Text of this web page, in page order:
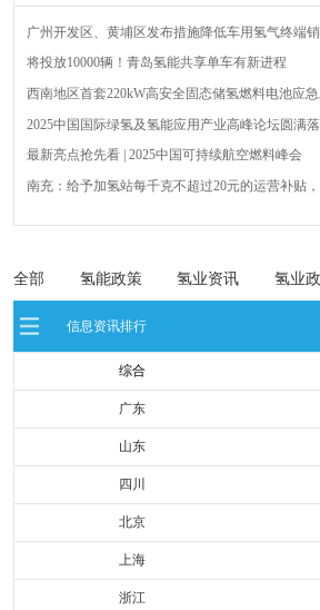
广州开发区、黄埔区发布措施降低车用氢气终端
将投放10000辆！青岛氢能共享单车有新进程
西南地区首套220kW高安全固态储氢燃料电池应
2025中国国际绿氢及氢能应用产业高峰论坛圆满
最新亮点抢先看 | 2025中国可持续航空燃料峰会
南充：给予加氢站每千克不超过20元的运营补贴
成果验收工作会议在呼伦贝尔举行
新疆俊瑞温宿规模化制绿氢项目开工仪式在温宿
产业发展举办交流会
全部 氢能政策 氢业资讯 氢业
信息资讯排行
综合
广东
山东
四川
北京
上海
浙江